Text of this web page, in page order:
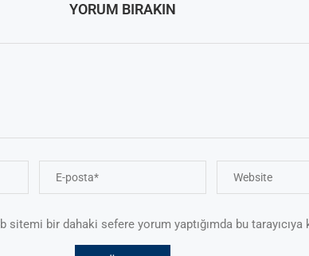
YORUM BIRAKIN
sitemi bir dahaki sefere yorum yaptığımda bu tarayıcıya